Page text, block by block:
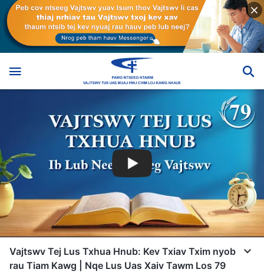
Vajtswv Tej Lus Txhua Hnub: Kev Txiav Txim nyob
rau Tiam Kawg | Nqe Lus Uas Xaiv Tawm Los 79